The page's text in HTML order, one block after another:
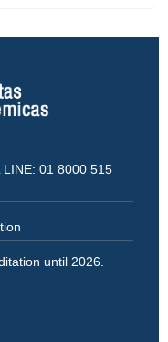
LINE: 01 8000 515
until 2026.